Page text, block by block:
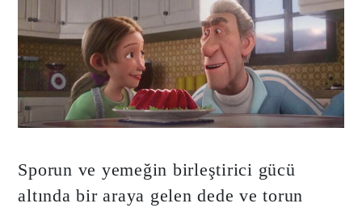
Sporun ve yemeğin birleştirici gücü
altında bir araya gelen dede ve torun